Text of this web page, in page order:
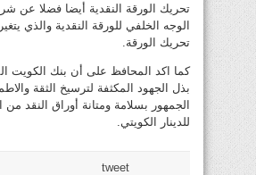
تحريك الورقة النقدية أيضا فضلا عن
الوجه الخلفي للورقة النقدية والذي
تحريك الورقة.
كما اكد المحافظ على أن بنك الكويت
بذل الجهود المكثفة لترسيخ الثقة
الجمهور بسلامة ومتانة أوراق النقد
للدينار الكويتي.
tweet